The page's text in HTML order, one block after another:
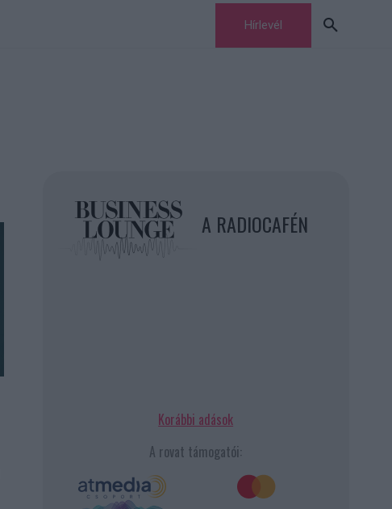
Hírlevél
A RADIOCAFÉN
Korábbi adások
A rovat támogatói: